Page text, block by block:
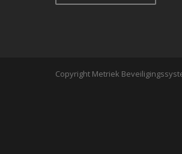
Copyright Metriek